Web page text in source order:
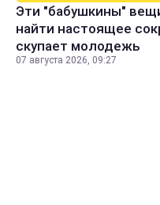
Эти "бабушкины"
найти настоящее
скупает молодежь
07 августа 2026, 09:27